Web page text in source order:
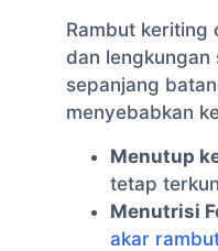
Rambut keriting
dan lengkungan
sepanjang
menyebabkan
Menutup
tetap
Menutrisi
akar